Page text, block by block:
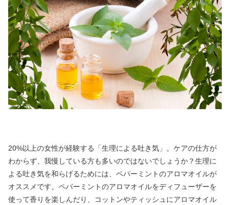
20%以上の女性が経験する「生理による吐き気」。ケアの仕方が
わからず、我慢している方も多いのではないでしょうか？生理に
よる吐き気を和らげるためには、ペパーミントのアロマオイルが
オススメです。ペパーミントのアロマオイルをディフューザーを
使って香りを楽しんだり、コットンやティッシュにアロマオイル